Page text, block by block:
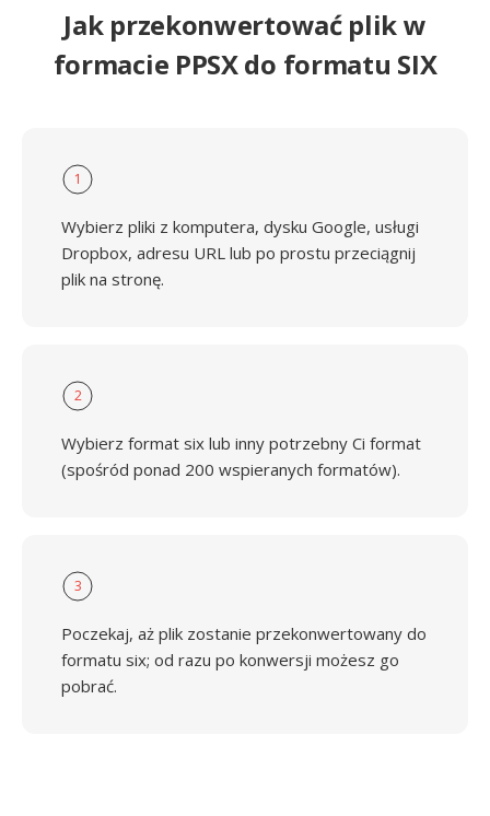
Jak przekonwertować plik w
formacie PPSX do formatu SIX
1
Wybierz pliki z komputera, dysku Google, usługi
Dropbox, adresu URL lub po prostu przeciągnij
plik na stronę.
2
Wybierz format six lub inny potrzebny Ci format
(spośród ponad 200 wspieranych formatów).
3
Poczekaj, aż plik zostanie przekonwertowany do
formatu six; od razu po konwersji możesz go
pobrać.